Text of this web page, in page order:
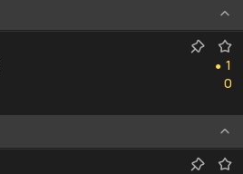
●
1
10
0
0